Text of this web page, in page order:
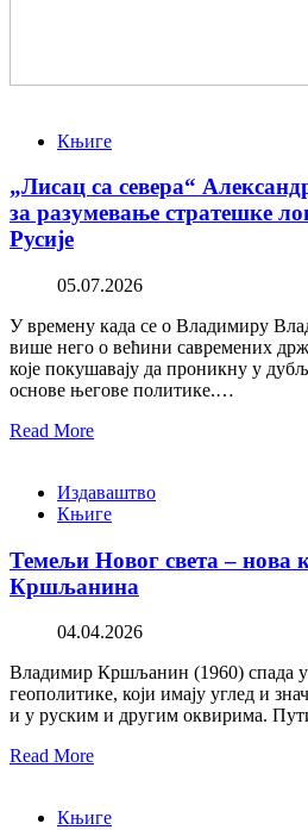
Књиге
„Лисац са севера“
за разумевање стратешке
Русије
05.07.2026
У времену када се о Владимиру
више него о већини савремених
које покушавају да проникну у
основе његове политике.…
Read More
Издаваштво
Књиге
Темељи Новог света – нова
Кршљанина
04.04.2026
Владимир Кршљанин (1960) спада у
геополитике, који имају углед и
и у руским и другим оквирима.
Read More
Књиге